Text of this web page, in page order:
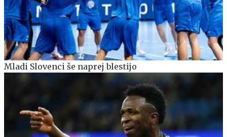
Mladi Slovenci še naprej blestijo